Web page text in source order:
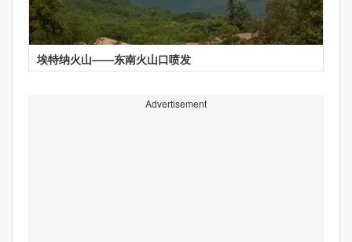
埃特纳火山——东南火山口喷发
Advertisement